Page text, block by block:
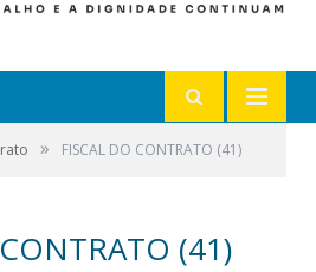
» FISCAL DO CONTRATO (41)
(41)